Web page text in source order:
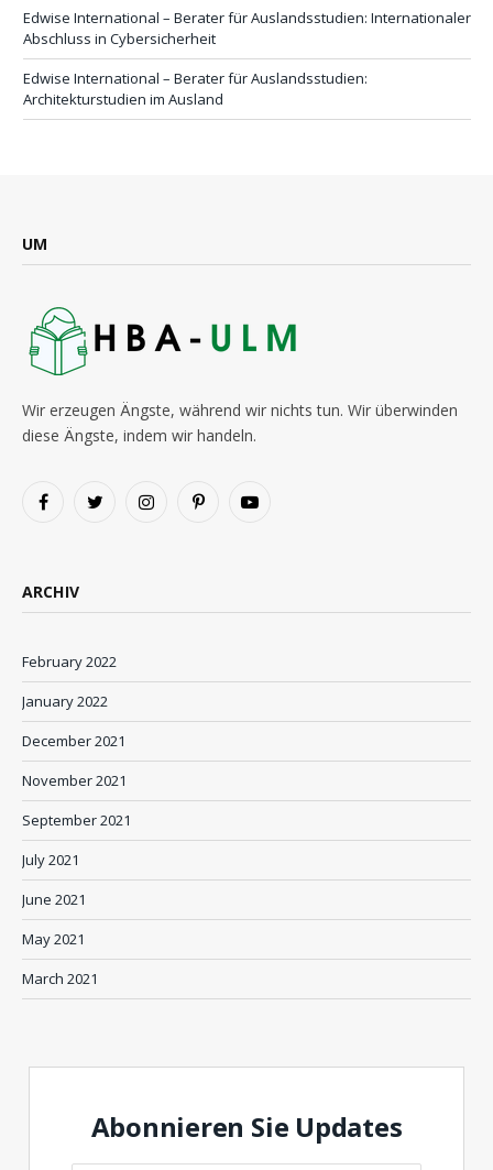
Edwise International – Berater für Auslandsstudien: Internationaler
Abschluss in Cybersicherheit
Edwise International – Berater für Auslandsstudien:
Architekturstudien im Ausland
UM
Wir erzeugen Ängste, während wir nichts tun. Wir überwinden
diese Ängste, indem wir handeln.
FacebookTwitter InstagramPinterestYouTube
ARCHIV
February 2022
January 2022
December 2021
November 2021
September 2021
July 2021
June 2021
May 2021
March 2021
Abonnieren Sie Updates